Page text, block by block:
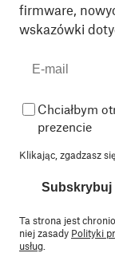
firmware,
wskazówki
Chciałbym
prezencie
Klikając, zgadzasz
Subskrybuj
Ta strona jest
niej zasady Polityki
usług